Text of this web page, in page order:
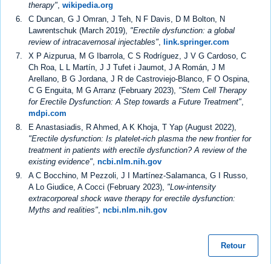
therapy", wikipedia.org
C Duncan, G J Omran, J Teh, N F Davis, D M Bolton, N
Lawrentschuk (March 2019), "Erectile dysfunction: a global
review of intracavernosal injectables"
link.springer.com
X P Aizpurua, M G Ibarrola, C S Rodríguez, J V G Cardoso, C
Ch Roa, L L Martín, J J Tufet i Jaumot, J A Román, J M
Arellano, B G Jordana, J R de Castroviejo-Blanco, F O Ospina,
C G Enguita, M G Arranz (February 2023), "Stem Cell Therapy
for Erectile Dysfunction: A Step towards a Future Treatment"
mdpi.com
E Anastasiadis, R Ahmed, A K Khoja, T Yap (August 2022),
"Erectile dysfunction: Is platelet-rich plasma the new frontier for
treatment in patients with erectile dysfunction? A review of the
existing evidence" ncbi.nlm.nih.gov
A C Bocchino, M Pezzoli, J I Martínez-Salamanca, G I Russo,
A Lo Giudice, A Cocci (February 2023), "Low-intensity
extracorporeal shock wave therapy for erectile dysfunction:
Myths and realities" ncbi.nlm.nih.gov
Retour